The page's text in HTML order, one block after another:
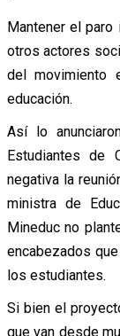
Mantener el
otros actores
del movimiento
educación.
Así lo
Estudiantes de
negativa la
ministra de
Mineduc no
encabezados
los estudiantes.
Si bien el
que van desde